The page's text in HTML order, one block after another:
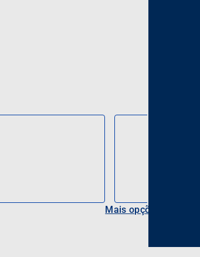
Mais opções